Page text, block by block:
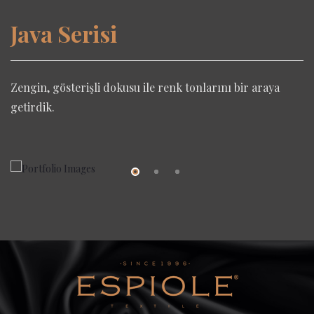
Java Serisi
Zengin, gösterişli dokusu ile renk tonlarını bir araya
getirdik.